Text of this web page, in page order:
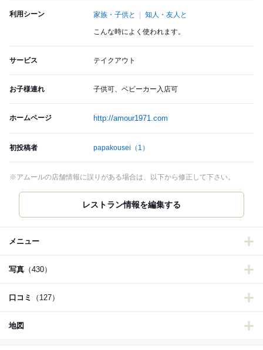
利用シーン 家族・子供と 知人・友人と
こんな時によく使われます。
サービス テイクアウト
お子様連れ 子供可、ベビーカー入店可
ホームページ http://amour1971.com
初投稿者 papakousei （1）
※アムールの店舗情報に誤りがある場合は、以下から修正して下さい。
レストラン情報を編集する
メニュー
写真 （430）
口コミ （127）
地図